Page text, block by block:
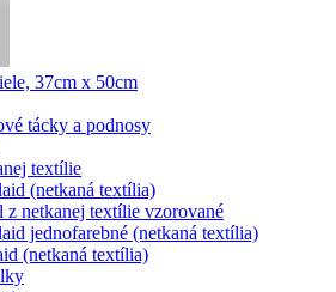
37cm x 50cm
textílie
(netkaná textília)
z netkanej textílie vzorované
jednofarebné (netkaná textília)
(netkaná textília)